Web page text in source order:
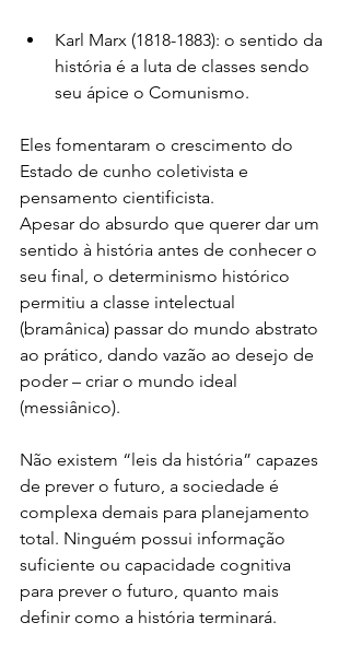
Karl Marx (1818-1883): o sentido da
história é a luta de classes sendo
seu ápice o Comunismo.
Eles fomentaram o crescimento do
Estado de cunho coletivista e
pensamento cientificista.
Apesar do absurdo que querer dar um
sentido à história antes de conhecer o
seu final, o determinismo histórico
permitiu a classe intelectual
(bramânica) passar do mundo abstrato
ao prático, dando vazão ao desejo de
poder – criar o mundo ideal
(messiânico).
Não existem “leis da história” capazes
de prever o futuro, a sociedade é
complexa demais para planejamento
total. Ninguém possui informação
suficiente ou capacidade cognitiva
para prever o futuro, quanto mais
definir como a história terminará.